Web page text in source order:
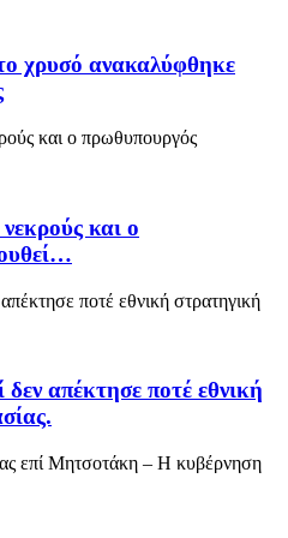
χρυσό ανακαλύφθηκε
και ο
απέκτησε ποτέ εθνική